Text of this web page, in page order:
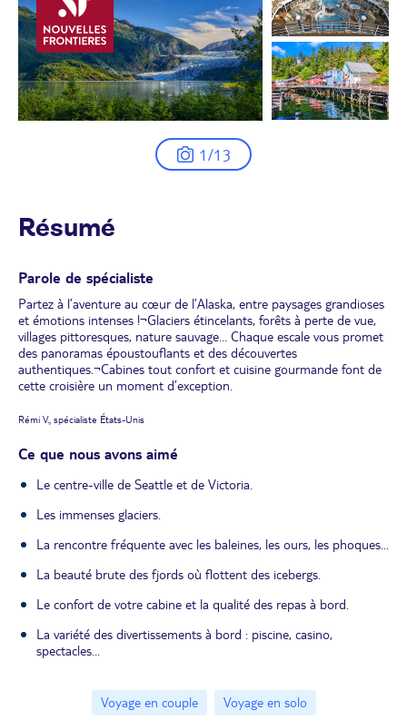
1/13
Résumé
Parole de spécialiste
Partez à l’aventure au cœur de l’Alaska, entre paysages grandioses
et émotions intenses !¬Glaciers étincelants, forêts à perte de vue,
villages pittoresques, nature sauvage… Chaque escale vous promet
des panoramas époustouflants et des découvertes
authentiques.¬Cabines tout confort et cuisine gourmande font de
cette croisière un moment d’exception.
Rémi V., spécialiste États-Unis
Ce que nous avons aimé
Le centre-ville de Seattle et de Victoria.
Les immenses glaciers.
La rencontre fréquente avec les baleines, les ours, les phoques...
La beauté brute des fjords où flottent des icebergs.
Le confort de votre cabine et la qualité des repas à bord.
La variété des divertissements à bord : piscine, casino,
spectacles...
Voyage en couple
Voyage en solo